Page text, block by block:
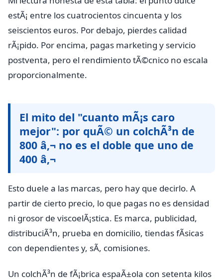
estÃ¡ entre los cuatrocientos cincuenta y los
seiscientos euros. Por debajo, pierdes calidad
rÃ¡pido. Por encima, pagas marketing y servicio
postventa, pero el rendimiento tÃ©cnico no escala
proporcionalmente.
El mito del "cuanto mÃ¡s caro
mejor": por quÃ© un colchÃ³n de
800 â‚¬ no es el doble que uno de
400 â‚¬
Esto duele a las marcas, pero hay que decirlo. A
partir de cierto precio, lo que pagas no es densidad
ni grosor de viscoelÃ¡stica. Es marca, publicidad,
distribuciÃ³n, prueba en domicilio, tiendas fÃ­sicas
con dependientes y, sÃ­, comisiones.
Un colchÃ³n de fÃ¡brica espaÃ±ola con setenta kilos